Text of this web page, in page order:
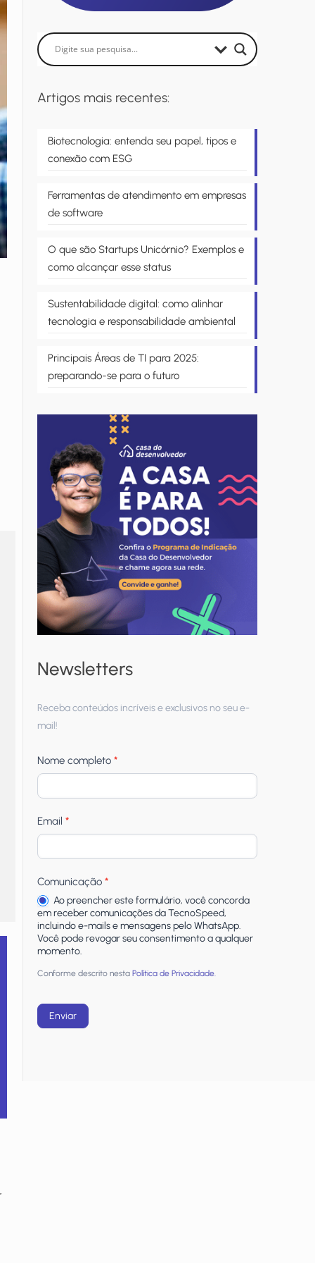
Artigos mais recentes:
Biotecnologia: entenda seu papel, tipos e
conexão com ESG
Ferramentas de atendimento em empresas
de software
O que são Startups Unicórnio? Exemplos e
como alcançar esse status
Sustentabilidade digital: como alinhar
tecnologia e responsabilidade ambiental
Principais Áreas de TI para 2025:
preparando-se para o futuro
Newsletters
Receba conteúdos incríveis e exclusivos no seu e-
mail!
Nome completo*
Email*
Comunicação*
Ao preencher este formulário, você concorda
em receber comunicações da TecnoSpeed,
incluindo e-mails e mensagens pelo WhatsApp.
Você pode revogar seu consentimento a qualquer
momento.
Conforme descrito nestaPolítica de Privacidade.
Enviar